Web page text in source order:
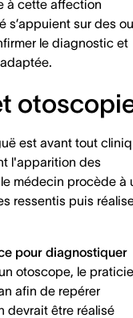
à cette affection
s’appuient sur des
le diagnostic et
est avant tout
l'apparition des
médecin procède à
ressentis puis
pour diagnostiquer
otoscope, le
afin de repérer
devrait être réalisé